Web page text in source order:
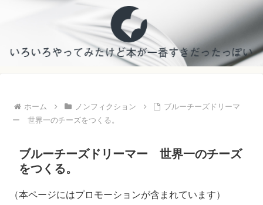
ホーム ノンフィクション
ブルーチーズドリーマ
ー 世界一のチーズをつくる。
ブルーチーズドリーマー 世界一のチーズ
をつくる。
（本ページにはプロモーションが含まれています）